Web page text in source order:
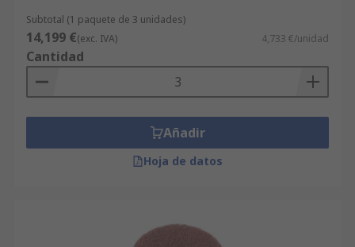
Subtotal (1 paquete de 3 unidades)
14,199 €(exc. IVA) 4,733 €/unidad
Cantidad
Añadir
Hoja de datos